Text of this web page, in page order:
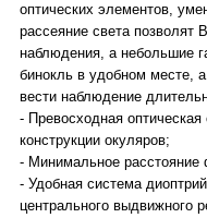
оптических элементов,
рассеяние света позволят
наблюдения, а небольшие
бинокль в удобном месте,
вести наблюдение
- Превосходная
конструкции окуляров;
- Минимальное расстояние
- Удобная система
центрального выдвижного